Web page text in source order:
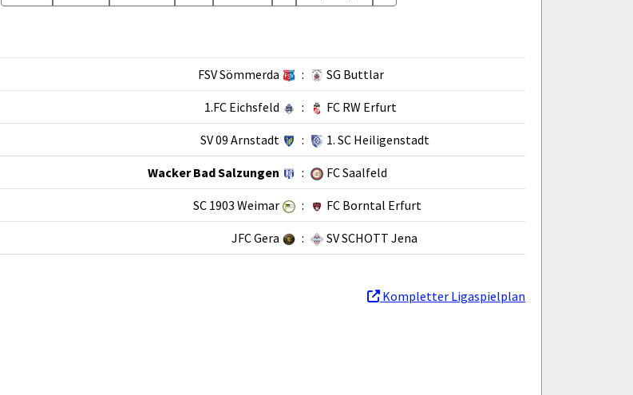
FSV Sömmerda : SG Buttlar
1.FC Eichsfeld : FC RW Erfurt
SV 09 Arnstadt : 1. SC Heiligenstadt
Wacker Bad Salzungen : FC Saalfeld
SC 1903 Weimar : FC Borntal Erfurt
JFC Gera : SV SCHOTT Jena
Kompletter Ligaspielplan